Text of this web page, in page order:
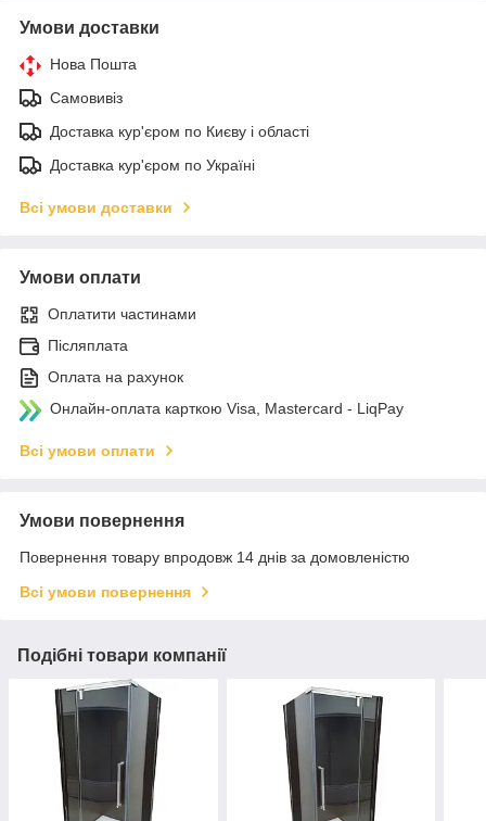
Умови доставки
Нова Пошта
Самовивіз
Доставка кур'єром по Києву і області
Доставка кур'єром по Україні
Всі умови доставки
Умови оплати
Оплатити частинами
Післяплата
Оплата на рахунок
Онлайн-оплата карткою Visa, Mastercard - LiqPay
Всі умови оплати
Умови повернення
Повернення товару впродовж 14 днів за домовленістю
Всі умови повернення
Подібні товари компанії